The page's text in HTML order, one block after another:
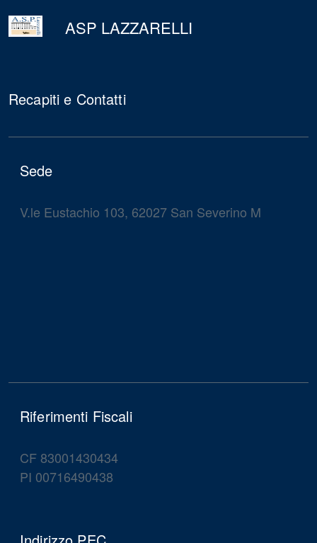
del
contenuto
ASP LAZZARELLI
Recapiti e Contatti
Sede
V.le Eustachio 103, 62027 San Severino M
Riferimenti Fiscali
CF 83001430434
PI 00716490438